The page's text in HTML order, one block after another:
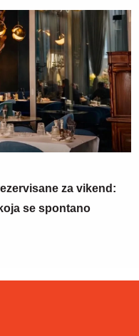
za vikend:
se spontano